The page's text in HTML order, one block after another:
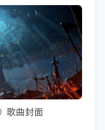
歌曲封面